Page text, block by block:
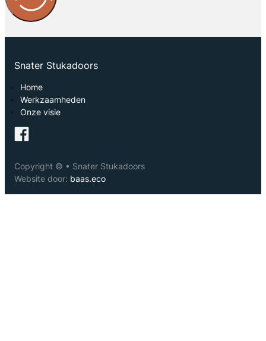
Snater Stukadoors
Home
Werkzaamheden
Onze visie
Copyright © • Snater Stukadoors
Website door: baas.eco